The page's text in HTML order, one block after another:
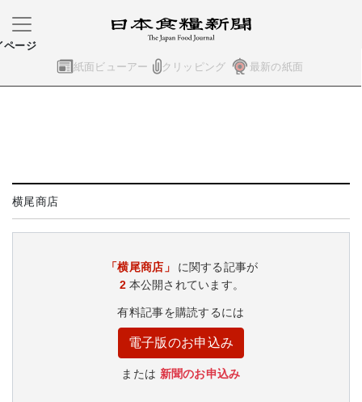
紙面ビューアー クリッピング 最新の紙面
ページ
横尾商店
「横尾商店」
に関する記事が
2 本公開されています。
有料記事を購読するには
電子版のお申込み
または 新聞のお申込み